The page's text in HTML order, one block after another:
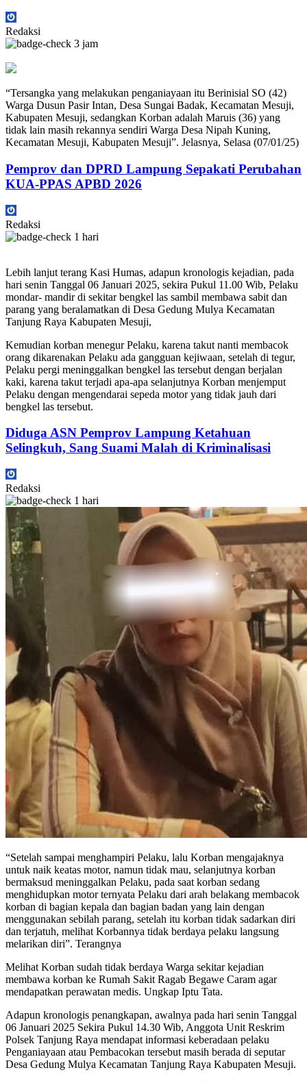
Redaksi
3 jam
“Tersangka yang melakukan penganiayaan itu Berinisial SO (42)
Warga Dusun Pasir Intan, Desa Sungai Badak, Kecamatan Mesuji,
Kabupaten Mesuji, sedangkan Korban adalah Maruis (36) yang
tidak lain masih rekannya sendiri Warga Desa Nipah Kuning,
Kecamatan Mesuji, Kabupaten Mesuji”. Jelasnya, Selasa (07/01/25)
Pemprov dan DPRD Lampung Sepakati Perubahan
KUA-PPAS APBD 2026
Redaksi
1 hari
Lebih lanjut terang Kasi Humas, adapun kronologis kejadian, pada
hari senin Tanggal 06 Januari 2025, sekira Pukul 11.00 Wib, Pelaku
mondar- mandir di sekitar bengkel las sambil membawa sabit dan
parang yang beralamatkan di Desa Gedung Mulya Kecamatan
Tanjung Raya Kabupaten Mesuji,
Kemudian korban menegur Pelaku, karena takut nanti membacok
orang dikarenakan Pelaku ada gangguan kejiwaan, setelah di tegur,
Pelaku pergi meninggalkan bengkel las tersebut dengan berjalan
kaki, karena takut terjadi apa-apa selanjutnya Korban menjemput
Pelaku dengan mengendarai sepeda motor yang tidak jauh dari
bengkel las tersebut.
Diduga ASN Pemprov Lampung Ketahuan
Selingkuh, Sang Suami Malah di Kriminalisasi
Redaksi
1 hari
“Setelah sampai menghampiri Pelaku, lalu Korban mengajaknya
untuk naik keatas motor, namun tidak mau, selanjutnya korban
bermaksud meninggalkan Pelaku, pada saat korban sedang
menghidupkan motor ternyata Pelaku dari arah belakang membacok
korban di bagian kepala dan bagian badan yang lain dengan
menggunakan sebilah parang, setelah itu korban tidak sadarkan diri
dan terjatuh, melihat Korbannya tidak berdaya pelaku langsung
melarikan diri”. Terangnya
Melihat Korban sudah tidak berdaya Warga sekitar kejadian
membawa korban ke Rumah Sakit Ragab Begawe Caram agar
mendapatkan perawatan medis. Ungkap Iptu Tata.
Adapun kronologis penangkapan, awalnya pada hari senin Tanggal
06 Januari 2025 Sekira Pukul 14.30 Wib, Anggota Unit Reskrim
Polsek Tanjung Raya mendapat informasi keberadaan pelaku
Penganiayaan atau Pembacokan tersebut masih berada di seputar
Desa Gedung Mulya Kecamatan Tanjung Raya Kabupaten Mesuji.